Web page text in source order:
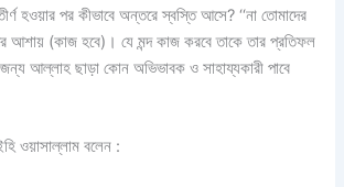
হওয়ার পর কীভাবে অন্তরে স্বস্তি আসে? ‘‘না তোমাদের
আশায় (কাজ হবে)। যে মন্দ কাজ করবে তাকে তার প্রতিফল
আল্লাহ ছাড়া কোন অভিভাবক ও সাহায্যকারী পাবে
ওয়াসাল্লাম বলেন :